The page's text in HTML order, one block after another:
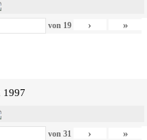
von 19 › »
1997
von 31 › »